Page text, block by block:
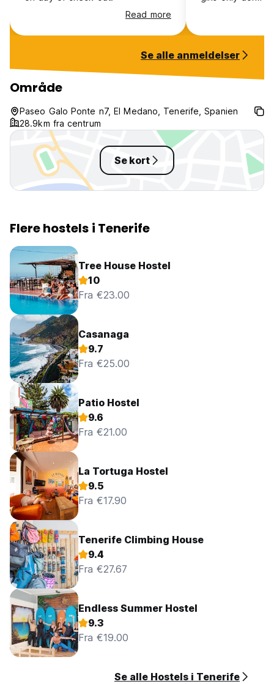
Read more
relatively safe,
The rooms get
We couldn’t
smoking weed
Se alle anmeldelser
Område
Paseo Galo Ponte n7, El Medano, Tenerife, Spanien
28.9km fra centrum
Se kort
Flere hostels i Tenerife
Tree House Hostel
10
Fra €23.00
Casanaga
9.7
Fra €25.00
Patio Hostel
9.6
Fra €21.00
La Tortuga Hostel
9.5
Fra €17.90
Tenerife Climbing House
9.4
Fra €27.67
Endless Summer Hostel
9.3
Fra €19.00
Se alle Hostels i Tenerife